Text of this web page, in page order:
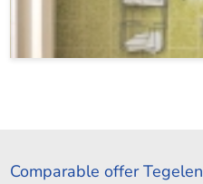
Comparable offer Tegelen